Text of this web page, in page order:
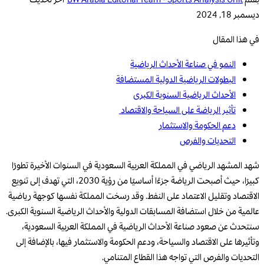
ديسمبر 18, 2024
في هذا المقال
النمو في صناعة الأحداث الرياضية
البطولات الرياضية الدولية المستضافة
الأحداث الرياضية السنوية الكبرى
تأثير الرياضة على السياحة والاقتصاد
دعم الحكومة والاستثمار
التحديات والفرص
شهد المشهد الرياضي في المملكة العربية السعودية في السنوات الأخيرة تطورًا
كبيرًا، حيث أصبحت الرياضة جزءًا أساسيًا من رؤية 2030، التي تهدف إلى تنويع
الاقتصاد وتقليل الاعتماد على النفط. وقد رسخت المملكة نفسها كوجهة رياضية
عالمية من خلال استضافة المسابقات الدولية والأحداث الرياضية السنوية الكبرى.
سنتحدث عن صعود صناعة الأحداث الرياضية في المملكة العربية السعودية،
وتأثيرها على الاقتصاد والسياحة، ودعم الحكومة والاستثمار فيها، بالإضافة إلى
التحديات والفرص التي تواجه هذا القطاع المتنامي.